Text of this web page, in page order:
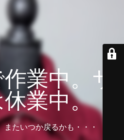
業中。サ
業中。
またいつか戻るかも・・・